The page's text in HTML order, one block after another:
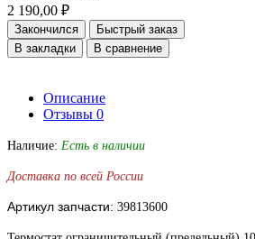
2 190,00 ₽
Закончился
Быстрый заказ
В закладки
В сравнение
Описание
Отзывы 0
Наличие: Есть в наличии
Доставка по всей России
Артикул запчасти: 39813600